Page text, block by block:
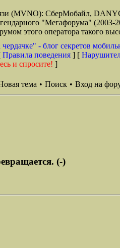
(MVNO): СберМобайл,
"Мегафорума" (2003-
этого оператора такого
- блог секретов
Правила поведения ] [
и спросите! ]
тема • Поиск • Вход на
(-)